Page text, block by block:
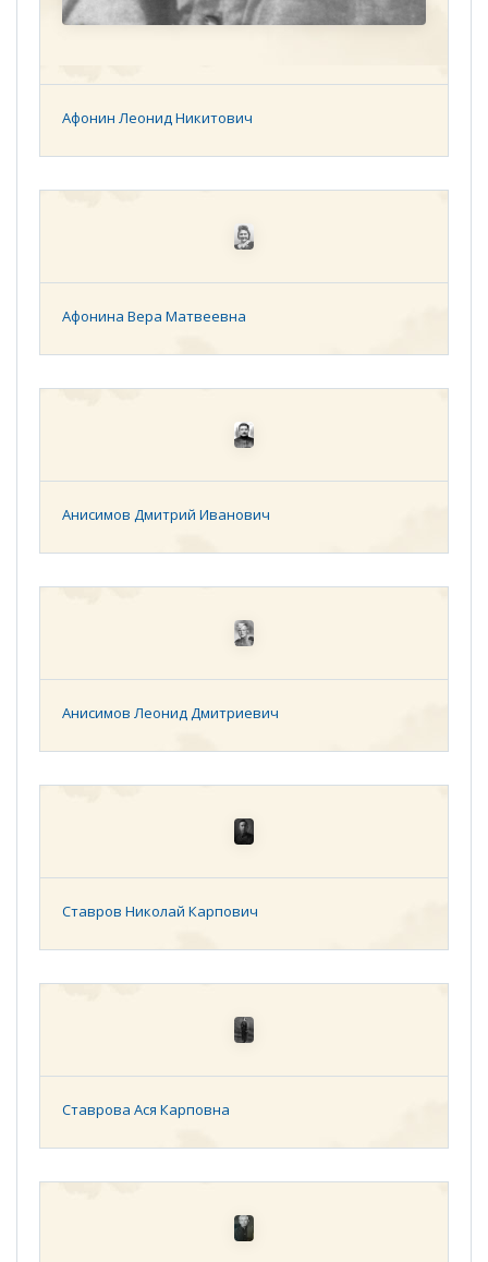
Афонин Леонид Никитович
Афонина Вера Матвеевна
Анисимов Дмитрий Иванович
Анисимов Леонид Дмитриевич
Ставров Николай Карпович
Ставрова Ася Карповна